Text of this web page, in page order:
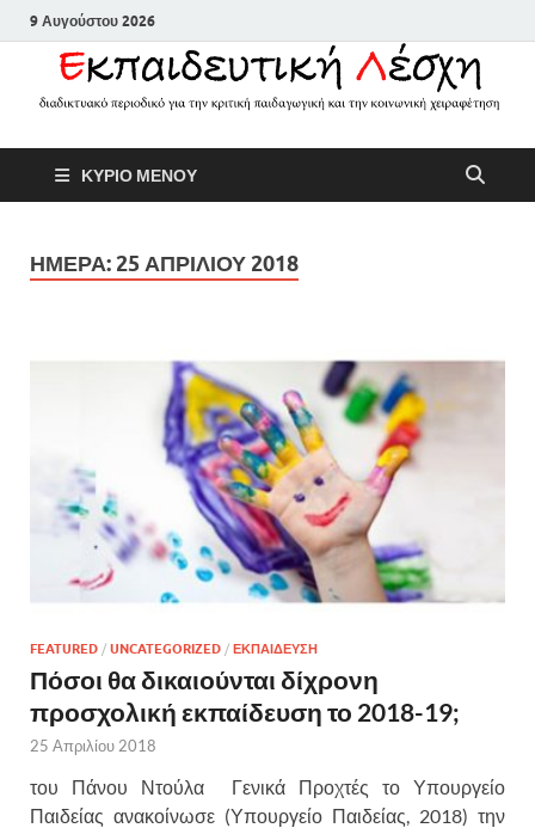
9 Αυγούστου 2026
κριτική παιδαγωγική και την
κοινωνική χειραφέτηση
ΚΥΡΙΟ ΜΕΝΟΥ
ΗΜΕΡΑ:25 ΑΠΡΙΛΙΟΥ 2018
FEATURED / UNCATEGORIZED / ΕΚΠΑΙΔΕΥΣΗ
Πόσοι θα δικαιούνται δίχρονη
προσχολική εκπαίδευση το 2018-19;
25 Απριλίου 2018
του Πάνου Ντούλα Γενικά Προχτές το Υπουργείο
Παιδείας ανακοίνωσε (Υπουργείο Παιδείας, 2018) την